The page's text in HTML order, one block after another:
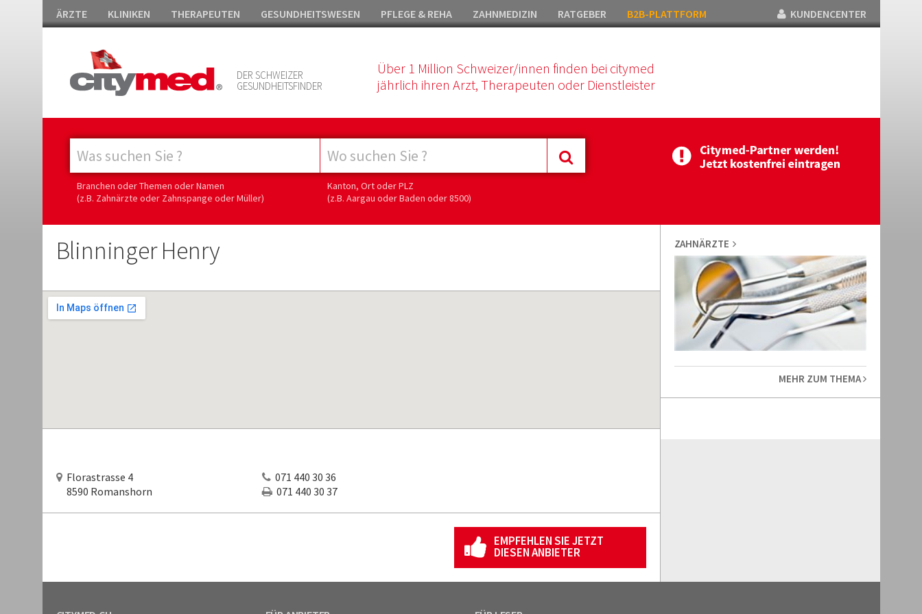
ÄRZTE KLINIKEN THERAPEUTEN GESUNDHEITSWESEN PFLEGE & REHA ZAHNMEDIZIN RATGEBER B2B-PLATTFORM KUNDENCENTER
DER SCHWEIZER
GESUNDHEITSFINDER
Über 1 Million Schweizer/innen finden bei citymed
jährlich ihren Arzt, Therapeuten oder Dienstleister
Branchen oder Themen oder Namen
(z.B. Zahnärzte oder Zahnspange oder Müller)
Kanton, Ort oder PLZ
(z.B. Aargau oder Baden oder 8500)
Blinninger Henry
Florastrasse 4
8590 Romanshorn
071 440 30 36
071 440 30 37
EMPFEHLEN SIE JETZT
DIESEN ANBIETER
ZAHNÄRZTE
MEHR ZUM THEMA